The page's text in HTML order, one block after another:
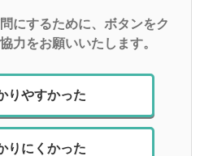
にするために、ボタンをク
力をお願いいたします。
りやすかった
りにくかった